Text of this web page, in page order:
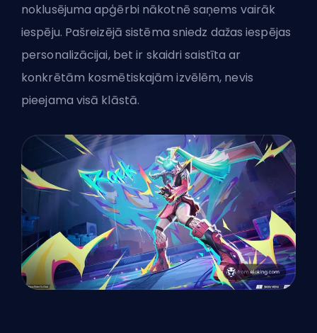
noklusējuma apģērbi nākotnē saņems vairāk
iespēju. Pašreizējā sistēma sniedz dažas iespējas
personalizācijai, bet ir skaidri saistīta ar
konkrētām kosmētiskajām izvēlēm, nevis
pieejama visā klāstā.